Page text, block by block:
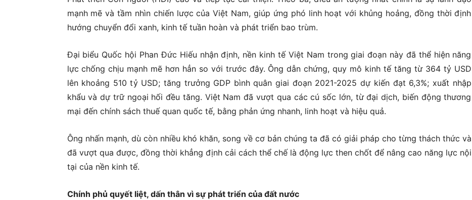
mạnh mẽ và tầm nhìn chiến lược của Việt Nam, giúp ứng phó linh hoạt với khủng hoảng, đồng thời định
hướng chuyển đổi xanh, kinh tế tuần hoàn và phát triển bao trùm.
Đại biểu Quốc hội Phan Đức Hiếu nhận định, nền kinh tế Việt Nam trong giai đoạn này đã thể hiện năng
lực chống chịu mạnh mẽ hơn hẳn so với trước đây. Ông dẫn chứng, quy mô kinh tế tăng từ 364 tỷ USD
lên khoảng 510 tỷ USD; tăng trưởng GDP bình quân giai đoạn 2021-2025 dự kiến đạt 6,3%; xuất nhập
khẩu và dự trữ ngoại hối đều tăng. Việt Nam đã vượt qua các cú sốc lớn, từ đại dịch, biến động thương
mại đến chính sách thuế quan quốc tế, bằng phản ứng nhanh, linh hoạt và hiệu quả.
Ông nhấn mạnh, dù còn nhiều khó khăn, song về cơ bản chúng ta đã có giải pháp cho từng thách thức và
đã vượt qua được, đồng thời khẳng định cải cách thể chế là động lực then chốt để nâng cao năng lực nội
tại của nền kinh tế.
Chính phủ quyết liệt, dấn thân vì sự phát triển của đất nước